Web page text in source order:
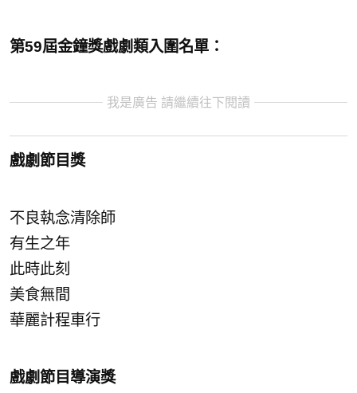
第59屆金鐘獎戲劇類入圍名單：
我是廣告 請繼續往下閱讀
戲劇節目獎
不良執念清除師
有生之年
此時此刻
美食無間
華麗計程車行
戲劇節目導演獎